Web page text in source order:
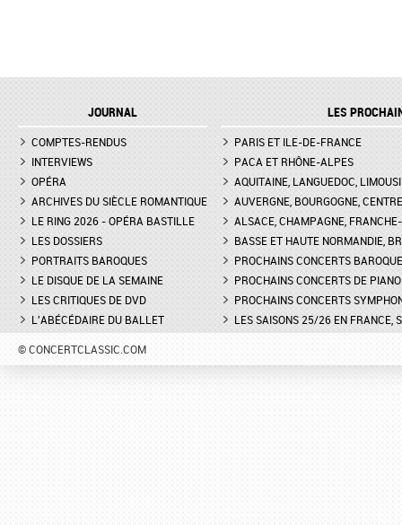
JOURNAL
COMPTES-RENDUS
INTERVIEWS
OPÉRA
ARCHIVES DU SIÈCLE ROMANTIQUE
LE RING 2026 - OPÉRA BASTILLE
LES DOSSIERS
PORTRAITS BAROQUES
LE DISQUE DE LA SEMAINE
LES CRITIQUES DE DVD
L'ABÉCÉDAIRE DU BALLET
LES
PARIS ET ILE-DE-FRANCE
PACA ET RHÔNE-ALPES
AQUITAINE, LANGUEDOC,
AUVERGNE, BOURGOGNE, CENTRE
ALSACE, CHAMPAGNE,
BASSE ET HAUTE NORMANDIE,
PROCHAINS CONCERTS
PROCHAINS CONCERTS DE PIANO
PROCHAINS CONCERTS
LES SAISONS 25/26 EN FRANCE,
© CONCERTCLASSIC.COM